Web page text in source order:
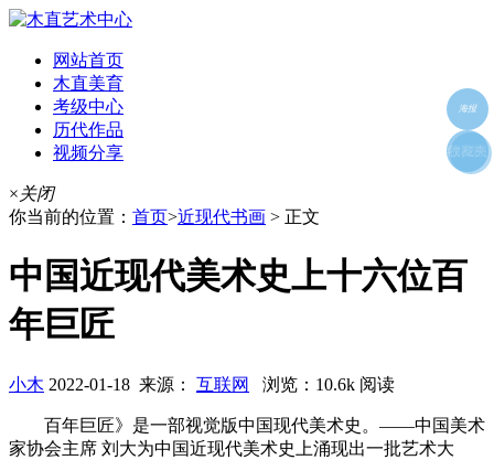
网站首页
木直美育
考级中心
历代作品
视频分享
×关闭
你当前的位置： 首页>近现代书画 > 正文
中国近现代美术史上十六位百
年巨匠
小木 2022-01-18 来源： 互联网 浏览：10.6k 阅读
百年巨匠》是一部视觉版中国现代美术史。——中国美术
家协会主席 刘大为中国近现代美术史上涌现出一批艺术大
海报
好友
朋友圈
收藏夹